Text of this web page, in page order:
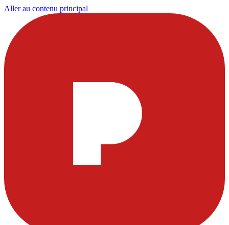
Aller au contenu principal